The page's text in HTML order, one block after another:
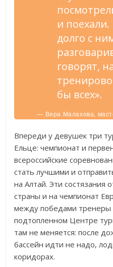
и
долго с
говорят,
бы всех».
— Вера Малахова,
международного
Впереди у девушек три
Ельце: чемпионат и
всероссийские
стать лучшими и
на Алтай. Эти состязания
страны и на чемпионат
между победами тренеры
подтопленном Центре
там не меняется: после
бассейн идти не надо,
коридорах.